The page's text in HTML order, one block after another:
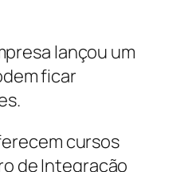
lançou um
ficar
cursos
de Integração